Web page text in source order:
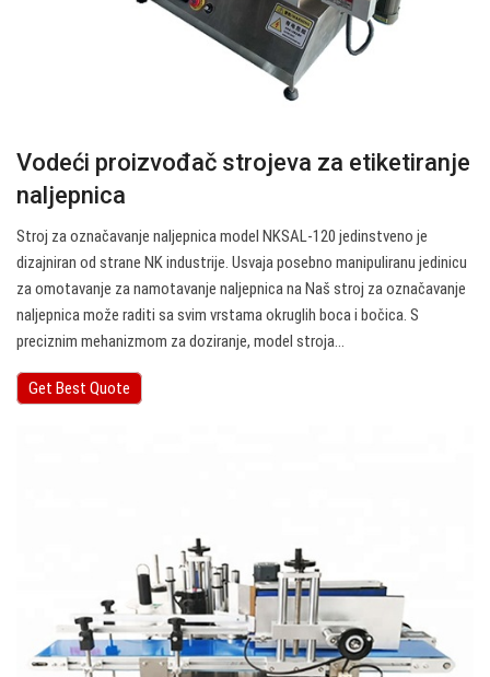
Vodeći proizvođač strojeva za etiketiranje
naljepnica
Stroj za označavanje naljepnica model NKSAL-120 jedinstveno je
dizajniran od strane NK industrije. Usvaja posebno manipuliranu jedinicu
za omotavanje za namotavanje naljepnica na Naš stroj za označavanje
naljepnica može raditi sa svim vrstama okruglih boca i bočica. S
preciznim mehanizmom za doziranje, model stroja…
Get Best Quote